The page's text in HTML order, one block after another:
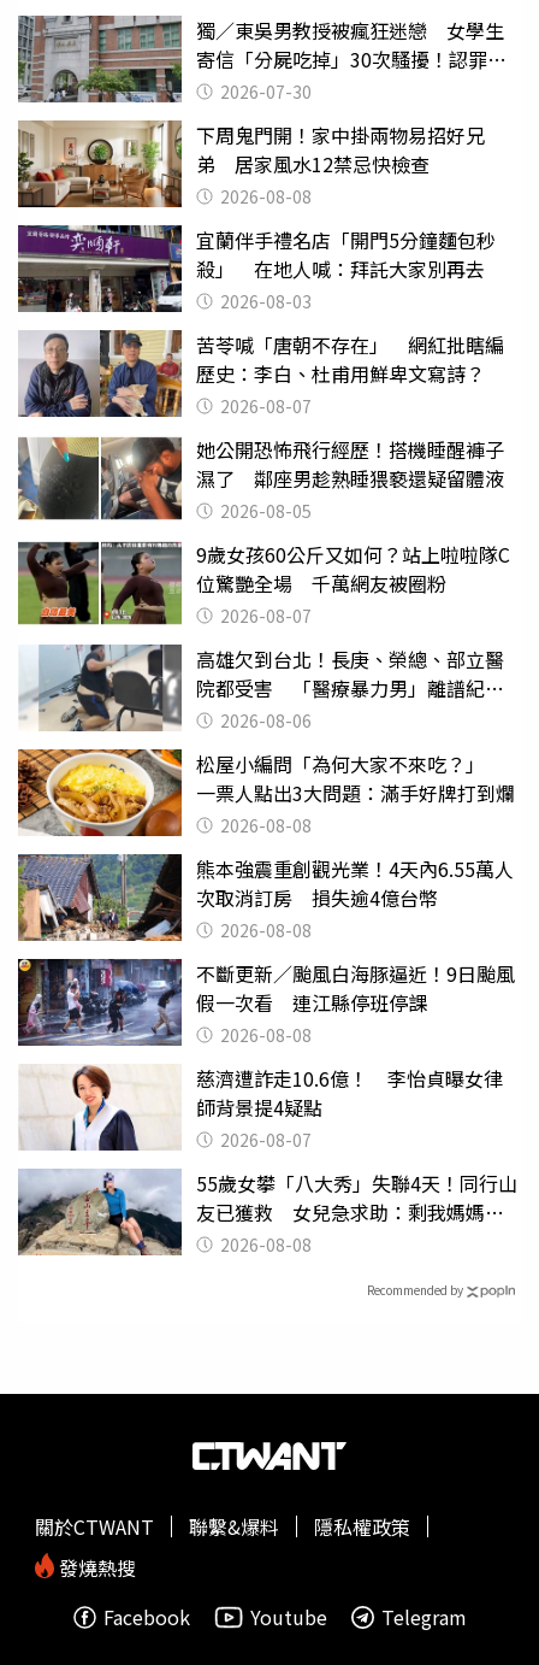
獨／東吳男教授被瘋狂迷戀 女學生
寄信「分屍吃掉」30次騷擾！認罪免
關 2026-07-30
下周鬼門開！家中掛兩物易招好兄
弟 居家風水12禁忌快檢查
2026-08-08
宜蘭伴手禮名店「開門5分鐘麵包秒
殺」 在地人喊：拜託大家別再去
2026-08-03
苦苓喊「唐朝不存在」 網紅批瞎編
歷史：李白、杜甫用鮮卑文寫詩？
2026-08-07
她公開恐怖飛行經歷！搭機睡醒褲子
濕了 鄰座男趁熟睡猥褻還疑留體液
2026-08-05
9歲女孩60公斤又如何？站上啦啦隊C
位驚艷全場 千萬網友被圈粉
2026-08-07
高雄欠到台北！長庚、榮總、部立醫
院都受害 「醫療暴力男」離譜紀錄
曝光2026-08-06
松屋小編問「為何大家不來吃？」
一票人點出3大問題：滿手好牌打到爛
2026-08-08
熊本強震重創觀光業！4天內6.55萬人
次取消訂房 損失逾4億台幣
2026-08-08
不斷更新／颱風白海豚逼近！9日颱風
假一次看 連江縣停班停課
2026-08-08
慈濟遭詐走10.6億！ 李怡貞曝女律
師背景提4疑點
2026-08-07
55歲女攀「八大秀」失聯4天！同行山
友已獲救 女兒急求助：剩我媽媽還
沒找到
2026-08-08
Recommended by
關於CTWANT 聯繫&爆料
隱私權政策
發燒熱搜
Facebook
Youtube Telegram